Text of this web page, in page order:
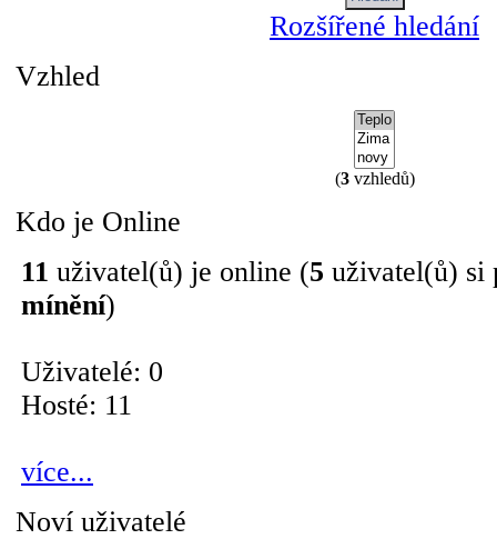
Rozšířené hledání
Vzhled
(3vzhledů)
Kdo je Online
11 uživatel(ů) je online (5 uživatel(ů)
mínění)
Uživatelé: 0
Hosté: 11
více...
Noví uživatelé